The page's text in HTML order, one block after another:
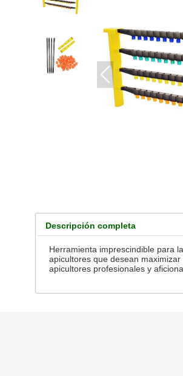
Descripción completa
Herramienta imprescindible para
apicultores que desean
apicultores profesionales y